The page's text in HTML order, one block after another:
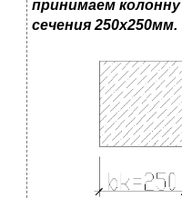
принимаем
сечения 250x250мм.